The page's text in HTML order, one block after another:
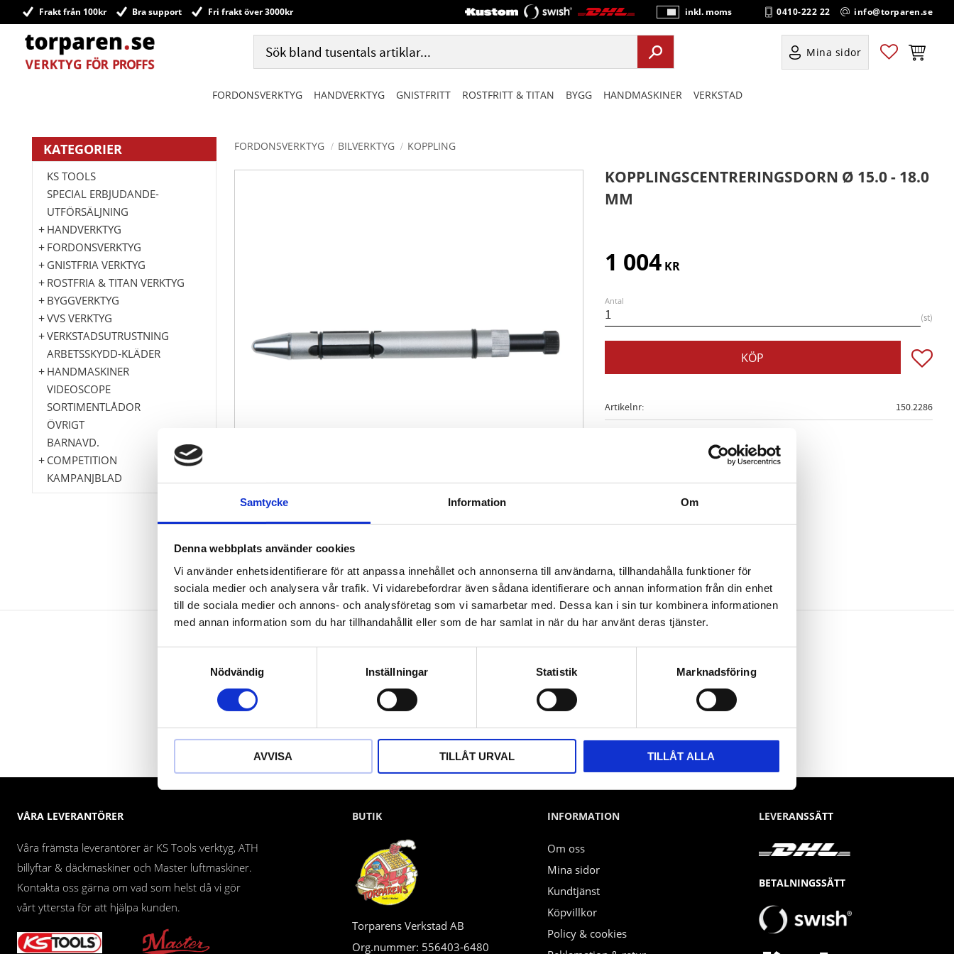
Samtycke Information Om
Denna webbplats använder cookies
Vi använder enhetsidentifierare för att anpassa innehållet och annonserna till användarna, tillhandahålla funktioner för
sociala medier och analysera vår trafik. Vi vidarebefordrar även sådana identifierare och annan information från din enhet
till de sociala medier och annons- och analysföretag som vi samarbetar med. Dessa kan i sin tur kombinera informationen
med annan information som du har tillhandahållit eller som de har samlat in när du har använt deras tjänster.
Nödvändig
Inställningar Statistik Marknadsföring
AVVISA TILLÅT URVAL TILLÅT ALLA
Frakt från 100kr Bra support Fri frakt över 3000kr
P
ri
s
e
vi
inkl. moms 0410-222 22 info@torparen.se
Mina sidor Favoriter
FORDONSVERKTYG HANDVERKTYG GNISTFRITT ROSTFRITT & TITAN BYGG HANDMASKINER VERKSTAD
FORDONSVERKTYG BILVERKTYG KOPPLING
KOPPLINGSCENTRERINGSDORN Ø 15.0 - 18.0
MM
1 004KR
Antal
st
KÖP Lägg
Artikelnr 150.2286
KATEGORIER
KS TOOLS
SPECIAL ERBJUDANDE-
UTFÖRSÄLJNING
HANDVERKTYG
FORDONSVERKTYG
GNISTFRIA VERKTYG
ROSTFRIA & TITAN VERKTYG
BYGGVERKTYG
VVS VERKTYG
VERKSTADSUTRUSTNING
ARBETSSKYDD-KLÄDER
HANDMASKINER
VIDEOSCOPE
SORTIMENTLÅDOR
ÖVRIGT
BARNAVD.
COMPETITION
KAMPANJBLAD
PRENUMERERA
VÅRA LEVERANTÖRER
Våra främsta leverantörer är KS Tools verktyg, ATH
billyftar & däckmaskiner och Master luftmaskiner.
Kontakta oss gärna om vad som helst då vi gör
vårt yttersta för att hjälpa kunden.
BUTIK
Torparens Verkstad AB
Org.nummer: 556403-6480
INFORMATION
Om oss
Mina sidor
Kundtjänst
Köpvillkor
Policy & cookies
LEVERANSSÄTT
BETALNINGSSÄTT